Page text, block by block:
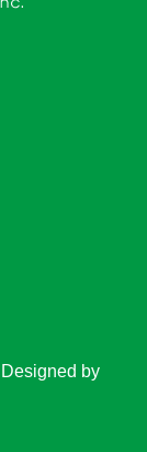
by